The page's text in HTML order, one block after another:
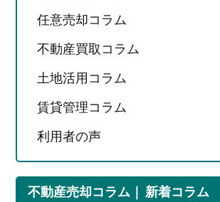
任意売却コラム
不動産買取コラム
土地活用コラム
賃貸管理コラム
利用者の声
不動産売却コラム 新着コラム